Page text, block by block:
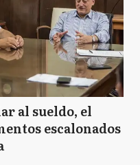
al sueldo, el
escalonados